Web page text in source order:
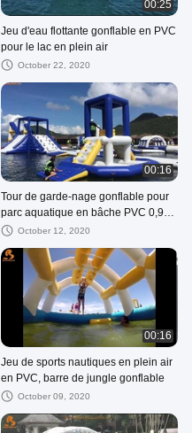
00:25
Jeu d'eau flottante gonflable en PVC
pour le lac en plein air
October 22, 2020
00:16
Tour de garde-nage gonflable pour
parc aquatique en bâche PVC 0,9
mmOctober 12, 2020
00:16
Jeu de sports nautiques en plein air
en PVC, barre de jungle gonflable
October 09, 2020